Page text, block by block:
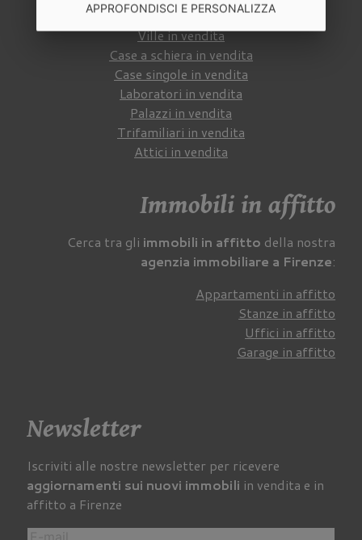
Appartamenti in vendita
Ville in vendita
Case a schiera in vendita
Case singole in vendita
Laboratori in vendita
Palazzi in vendita
Trifamiliari in vendita
Attici in vendita
Immobili in affitto
Cerca tra gli immobili in affitto della nostra
agenzia immobiliare a Firenze:
Appartamenti in affitto
Stanze in affitto
Uffici in affitto
Garage in affitto
Newsletter
Iscriviti alle nostre newsletter per ricevere
aggiornamenti sui nuovi immobili in vendita e in
affitto a Firenze
APPROFONDISCI E PERSONALIZZA